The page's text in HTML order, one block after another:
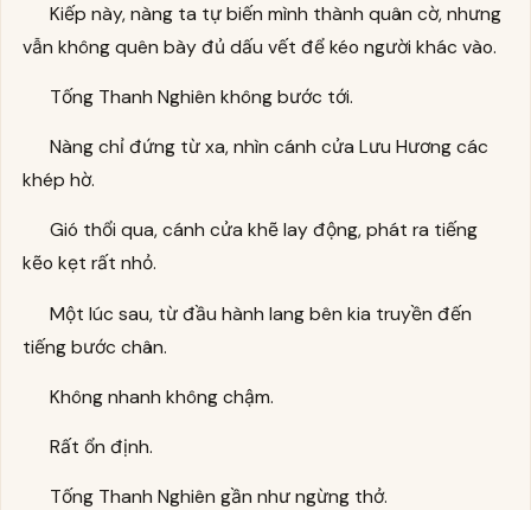
Kiếp này, nàng ta tự biến mình thành quân cờ, nhưng
vẫn không quên bày đủ dấu vết để kéo người khác vào.
Tống Thanh Nghiên không bước tới.
Nàng chỉ đứng từ xa, nhìn cánh cửa Lưu Hương các
khép hờ.
Gió thổi qua, cánh cửa khẽ lay động, phát ra tiếng
kẽo kẹt rất nhỏ.
Một lúc sau, từ đầu hành lang bên kia truyền đến
tiếng bước chân.
Không nhanh không chậm.
Rất ổn định.
Tống Thanh Nghiên gần như ngừng thở.